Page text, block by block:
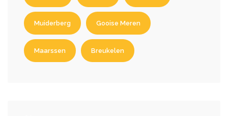
Muiderberg Gooise Meren
Maarssen Breukelen